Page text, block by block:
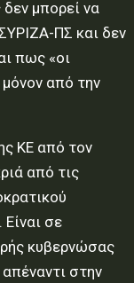
μπορεί να
ΠΣ και δεν
πως «οι
από την
ΚΕ από τον
από τις
σε
κυβερνώσας
στην